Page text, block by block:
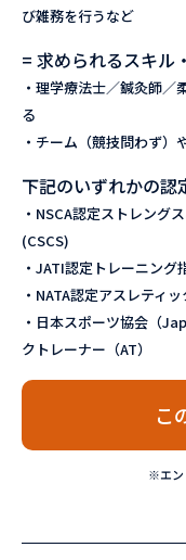
び雑務を行うなど
= 求められるスキル
・理学療法士／鍼灸師／
る
・チーム（競技問わず
下記のいずれかの認
・NSCA認定ストレング
(CSCS)
・JATI認定トレーニング
・NATA認定アスレティ
・日本スポーツ協会（
クトレーナー（AT）
こ
※エン